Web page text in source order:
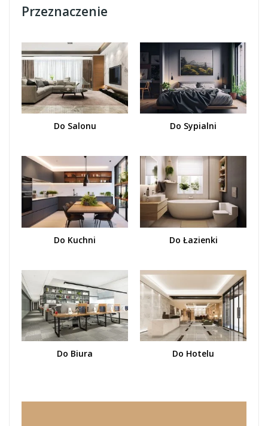
Przeznaczenie
Do Salonu Do Sypialni
Do Kuchni Do Łazienki
Do Biura Do Hotelu